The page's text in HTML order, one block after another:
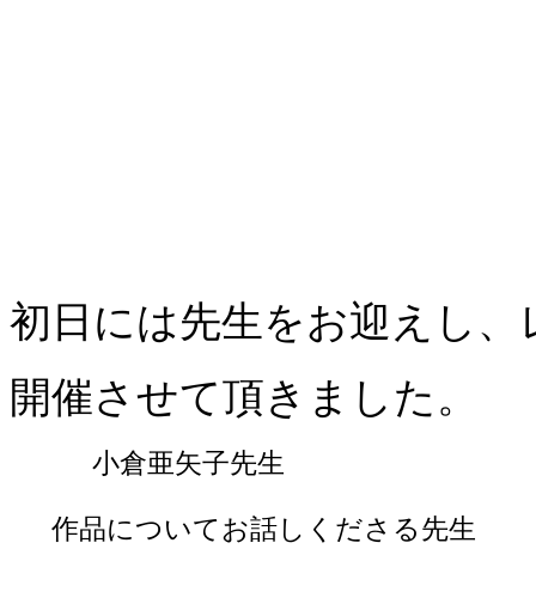
初日には先生をお迎えし
開催させて頂きました。
小倉亜矢子先生
作品についてお話しくださる先生